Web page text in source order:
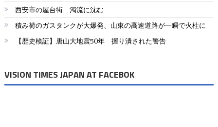
西安市の屋台街 濁流に沈む
積み荷のガスタンクが大爆発、山東の高速道路が一瞬で火柱に
【歴史検証】唐山大地震50年 握り潰された警告
VISION TIMES JAPAN AT FACEBOK